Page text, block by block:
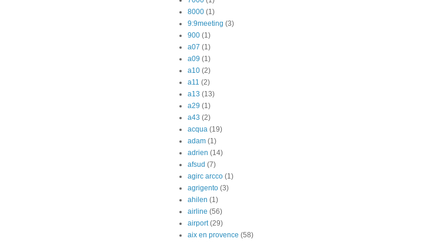
8000 (1)
9:9meeting (3)
900 (1)
a07 (1)
a09 (1)
a10 (2)
a11 (2)
a13 (13)
a29 (1)
a43 (2)
acqua (19)
adam (1)
adrien (14)
afsud (7)
agirc arcco (1)
agrigento (3)
ahilen (1)
airline (56)
airport (29)
aix en provence (58)